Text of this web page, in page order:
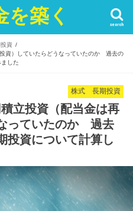
を築く search
資
資）していたらどうなっていたのか 過去の
した
株式 長期投資
立投資（配当金は再
っていたのか 過去
投資について計算し